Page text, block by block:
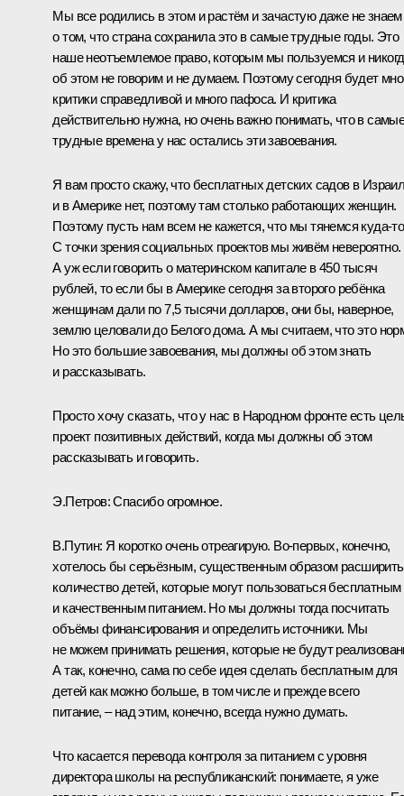
Мы все родились в этом и растём и зачастую даже не знаем
о том, что страна сохранила это в самые трудные годы. Это
наше неотъемлемое право, которым мы пользуемся и
об этом не говорим и не думаем. Поэтому сегодня будет
критики справедливой и много пафоса. И критика
действительно нужна, но очень важно понимать, что в
трудные времена у нас остались эти завоевания.
Я вам просто скажу, что бесплатных детских садов в
и в Америке нет, поэтому там столько работающих женщин.
Поэтому пусть нам всем не кажется, что мы тянемся
С точки зрения социальных проектов мы живём невероятно.
А уж если говорить о материнском капитале в 450 тысяч
рублей, то если бы в Америке сегодня за второго ребёнка
женщинам дали по 7,5 тысячи долларов, они бы, наверное,
землю целовали до Белого дома. А мы считаем, что это
Но это большие завоевания, мы должны об этом знать
и рассказывать.
Просто хочу сказать, что у нас в Народном фронте есть
проект позитивных действий, когда мы должны об этом
рассказывать и говорить.
Э.Петров:Спасибо огромное.
В.Путин: Я коротко очень отреагирую. Во‑первых, конечно,
хотелось бы серьёзным, существенным образом расширить
количество детей, которые могут пользоваться бесплатным
и качественным питанием. Но мы должны тогда посчитать
объёмы финансирования и определить источники. Мы
не можем принимать решения, которые не будут
А так, конечно, сама по себе идея сделать бесплатным для
детей как можно больше, в том числе и прежде всего
питание, – над этим, конечно, всегда нужно думать.
Что касается перевода контроля за питанием с уровня
директора школы на республиканский: понимаете, я уже